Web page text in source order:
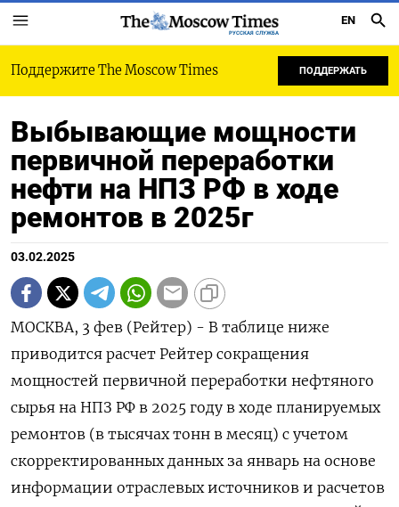
РУССКАЯ СЛУЖБА
EN
Поддержите The Moscow Times ПОДДЕРЖАТЬ
Выбывающие мощности
первичной переработки
нефти на НПЗ РФ в ходе
ремонтов в 2025г
03.02.2025
МОСКВА, 3 фев (Рейтер) - В таблице ниже приводится расчет Рейтер сокращения мощностей первичной переработки нефтяного сырья на НПЗ РФ в 2025 году в ходе планируемых ремонтов (в тысячах тонн в месяц) с учетом скорректированных данных за январь на основе информации отраслевых источников и расчетов Рейтер. НПЗ Мощность ЯНВ ФЕВ МАР АПР МАЙ ИЮН ИЮЛ АВГ СЕН ОКТ НОЯ ДЕК Суммарный Суммарный НПЗ, простой НПЗ в простой в % к тыс.т/сут. 2025 г, тыс. т годовой мощн. НПЗ РОСНЕФТЬ Ангарская НХК 29,1 275,1 227,2 502,3 4,7 Ачинский НПЗ 21,4 492,9 642,9 21,4 1.157,2 14,8 Комсомольский НПЗ 19,1 221,3 188,5 314,2 724,1 10,4 Куйбышевский НПЗ 20,0 419,8 599,7 360,1 1.379,6 18,9 Саратовский НПЗ 20,0 Новокуйбышевский НПЗ 23,6 137,2 4,7 141,9 1,6 Рязанская НПК 51,8 451,6 1.132,1 174,8 251,8 51,5 56,4 169,2 174,8 169,2 169,2 2.800,7 14,8 Сызранский НПЗ 24,2 221,0 206,8 221,0 213,9 221,0 213,9 221,0 221,0 624,5 744,3 299,5 213,9 3.621,9 40,9 Туапсинский НПЗ 34,3 Ново-Уфимский НПЗ 21,2 5,9 184,1 115,0 174,2 11,2 490,5 6,4 Уфанефтехим 27,1 177,0 171,4 214,3 5,7 171,3 85,7 180,0 248,5 1.253,8 12,7 Уфимский НПЗ 18,9 18,9 584,7 377,2 980,7 14,2 Итого Роснефть * 332,2 1.070,9 1.344,8 751,4 914,9 1.485,2 1.639,0 707,1 1.454,3 1.840,0 1.233,4 468,7 383,1 13.292,7 11,0 ЛУКОЙЛ ВолгоградНП 46,6 134,2 125,6 129,9 18,6 111,5 14,6 131,1 665,5 3,9 НижегородНОС 48,6 21,7 5,4 162,9 16,3 206,3 1,2 Пермнефтеоргсинтез 37,1 227,0 280,4 507,3 3,7 УхтаНП 17,7 Итого Лукойл 150,0 156,0 125,6 135,3 181,5 354,8 280,4 14,6 131,1 1.379,2 2,5 ГАЗПРОМНЕФТЬ Московский НПЗ 37,1 Омский НПЗ 63,5 761,7 761,7 737,1 172,0 2.432,4 10,5 Итого Газпромнефть * 122,1 120,0 120,0 761,7 761,7 737,1 172,0 2.672,4 6,0 Антипинский НПЗ 26,0 69,8 65,3 69,8 409,0 69,8 31,5 715,0 7,5 Астраханский ГПЗ 8,3 191,8 150,1 341,9 11,2 Афипский НПЗ 18,6 259,9 294,2 554,1 8,2 Газпромнефтехим Салават 28,6 17,1 274,2 291,4 2,8 Ильский НПЗ 18,4 314,9 133,7 123,4 72,0 56,5 700,6 10,5 КиришиНОС 57,4 455,9 369,1 825,0 3,9 Краснодарский НПЗ 8,6 174,3 44,0 54,8 273,1 8,7 Марийский НПЗ 4,3 53,0 49,6 51,3 31,5 28,6 214,0 13,5 НОВАТЭК Усть-Луга 17,1 128,6 94,3 34,3 257,1 4,1 Новошахтинский ЗНП 14,3 221,3 7,1 171,4 399,8 7,7 ОрскНОС 16,5 5,1 122,6 127,8 2,1 Сургутский ЗСК 11,4 11,4 331,5 342,9 8,2 ТАИФ-НК 20,9 88,7 42,9 440,0 571,6 7,5 ТАНЕКО 41,5 21,3 595,0